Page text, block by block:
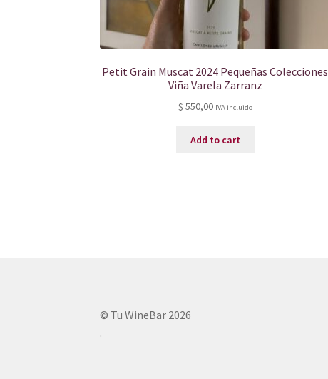
Petit Grain Muscat 2024 Pequeñas Colecciones
Viña Varela Zarranz
$ 550,00 IVA incluido
Add to cart
© Tu WineBar 2026
.